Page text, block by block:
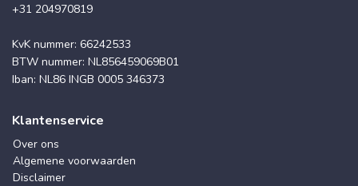
+31 204970819
KvK nummer: 66242533
BTW nummer: NL856459069B01
Iban: NL86 INGB 0005 346373
Klantenservice
Over ons
Algemene voorwaarden
Disclaimer